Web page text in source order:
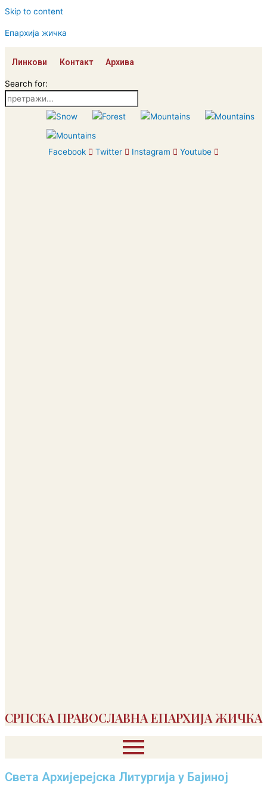
Skip to content
Епархија жичка
Линкови Контакт Архива
Search for:
Facebook Twitter Instagram Youtube
СРПСКА ПРАВОСЛАВНА ЕПАРХИЈА ЖИЧКА
Света Архијерејска Литургија у Бајиној